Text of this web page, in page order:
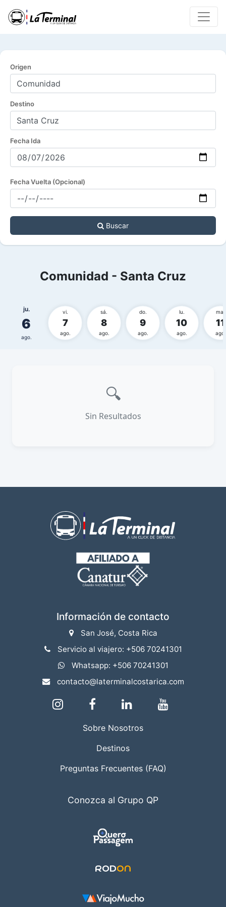
Origen
Destino
Fecha Ida
Fecha Vuelta (Opcional)
Buscar
Comunidad - Santa Cruz
ju.
6
ago.
vi.
7
ago.
sá.
8
ago.
do.
9
ago.
lu.
10
ago.
ma.
11
ago.
🔍
Sin Resultados
Información de contacto
San José, Costa Rica
Servicio al viajero: +506 70241301
Whatsapp: +506 70241301
contacto@laterminalcostarica.com
Sobre Nosotros
Destinos
Preguntas Frecuentes (FAQ)
Conozca al Grupo QP